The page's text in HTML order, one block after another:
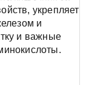
укрепляет
и
и важные